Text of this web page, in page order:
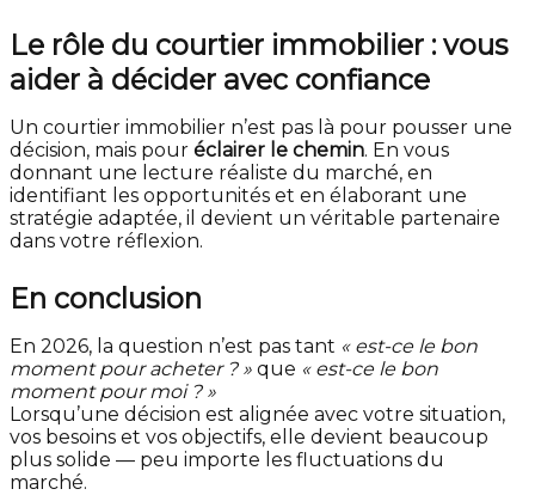
Le rôle du courtier immobilier : vous
aider à décider avec confiance
Un courtier immobilier n’est pas là pour pousser une
décision, mais pour éclairer le chemin. En vous
donnant une lecture réaliste du marché, en
identifiant les opportunités et en élaborant une
stratégie adaptée, il devient un véritable partenaire
dans votre réflexion.
En conclusion
En 2026, la question n’est pas tant « est-ce le bon
moment pour acheter ? » que « est-ce le bon
moment pour moi ? »
Lorsqu’une décision est alignée avec votre situation,
vos besoins et vos objectifs, elle devient beaucoup
plus solide — peu importe les fluctuations du
marché.